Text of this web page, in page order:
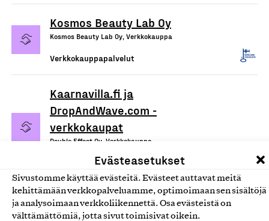
Evästeasetukset
Sivustomme käyttää evästeitä. Evästeet auttavat meitä
kehittämään verkkopalveluamme, optimoimaan sen sisältöjä
ja analysoimaan verkkoliikennettä. Osa evästeistä on
välttämättömiä, jotta sivut toimisivat oikein.
Kosmos Beauty Lab Oy
Kosmos Beauty Lab Oy, Verkkokauppa
Verkkokauppapalvelut
Kaarnavilla.fi ja
DropAndWave.com -
verkkokaupat
Double Effect Oy, Verkkokauppa
Verkkokauppapalvelut